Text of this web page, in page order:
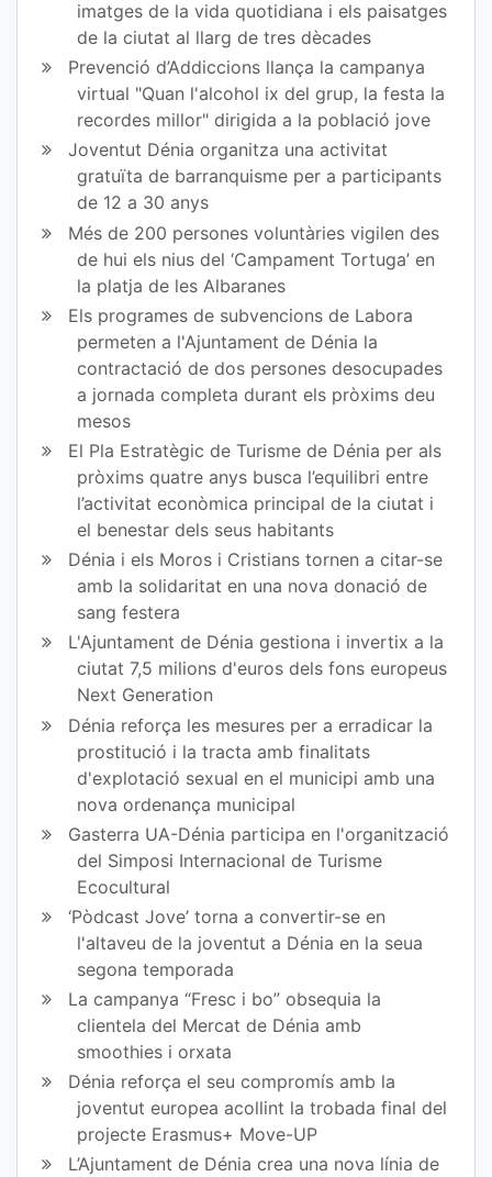
Fa
ce
bo
ok
Tw
itt
er
imatges de la vida quotidiana i els paisatges
de la ciutat al llarg de tres dècades
Prevenció d’Addiccions llança la campanya
virtual "Quan l'alcohol ix del grup, la festa la
recordes millor" dirigida a la població jove
Joventut Dénia organitza una activitat
gratuïta de barranquisme per a participants
de 12 a 30 anys
Més de 200 persones voluntàries vigilen des
de hui els nius del ‘Campament Tortuga’ en
la platja de les Albaranes
Els programes de subvencions de Labora
permeten a l'Ajuntament de Dénia la
contractació de dos persones desocupades
a jornada completa durant els pròxims deu
mesos
El Pla Estratègic de Turisme de Dénia per als
pròxims quatre anys busca l’equilibri entre
l’activitat econòmica principal de la ciutat i
el benestar dels seus habitants
Dénia i els Moros i Cristians tornen a citar-se
amb la solidaritat en una nova donació de
sang festera
L'Ajuntament de Dénia gestiona i invertix a la
ciutat 7,5 milions d'euros dels fons europeus
Next Generation
Dénia reforça les mesures per a erradicar la
prostitució i la tracta amb finalitats
d'explotació sexual en el municipi amb una
nova ordenança municipal
Gasterra UA-Dénia participa en l'organització
del Simposi Internacional de Turisme
Ecocultural
‘Pòdcast Jove’ torna a convertir-se en
l'altaveu de la joventut a Dénia en la seua
segona temporada
La campanya “Fresc i bo” obsequia la
clientela del Mercat de Dénia amb
smoothies i orxata
Dénia reforça el seu compromís amb la
joventut europea acollint la trobada final del
projecte Erasmus+ Move-UP
L’Ajuntament de Dénia crea una nova línia de